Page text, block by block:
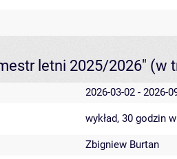
letni 2025/2026" (w
2026-03-02 - 2026-
wykład, 30 godzin
Zbigniew Burtan